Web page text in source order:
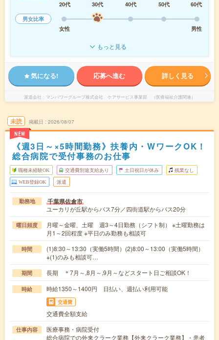
20代
30代 40代 50代
60代
男女比率
女性
男性
もっと見る
気になる! 応募へ進む 詳しく見る
派遣会社 マンパワーグループ株式会社 ケアサービス事業部 （医療福祉介護関連）
未読
NEW
掲載日 2026/08/07
《週3日～×5時間勤務》扶養内・WワークOK！
総合病院で受付事務のお仕事
職種未経験OK 交通費別途支給あり 土日祝日が休み 残業なし
WEB登録OK 派遣
勤務地 千葉県佐倉市
ユーカリが丘駅からバス7分／四街道駅からバス20分
曜日頻度
月曜～金曜、土曜 週3～4日勤務（シフト制） ※土曜勤務は
月1～2回程度 ※平日のみ勤務も相談可
時間
(1)8:30～13:30（実働5時間）(2)8:00～13:00（実働5時間）
※(1)のみも相談可…
期間 長期 ＊7月～,8月～,9月～などスタート日ご相談OK！
時給 時給1350～1400円 日払い、週払い利用可能
交通費
交通費全額支給
仕事内容
医療事務・病院受付
総合病院での外来クラーク業務【外来クラーク業務】・患者